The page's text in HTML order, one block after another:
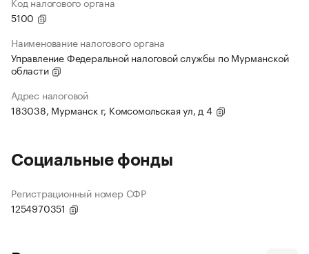
5100
Наименование налогового органа
Управление Федеральной налоговой службы по Мурманской
области
Адрес налоговой
183038, Мурманск г, Комсомольская ул, д 4
Социальные фонды
Регистрационный номер СФР
1254970351